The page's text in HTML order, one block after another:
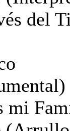
del
mi